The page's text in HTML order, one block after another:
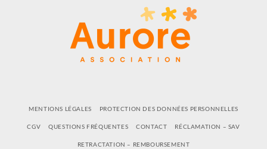
MENTIONS LÉGALES PROTECTION DES DONNÉES PERSONNELLES
CGV QUESTIONS FRÉQUENTES CONTACT RÉCLAMATION – SAV
RETRACTATION – REMBOURSEMENT